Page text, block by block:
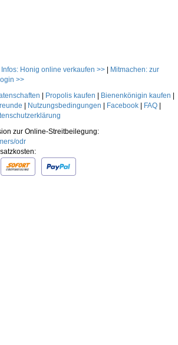
Infos: Honig online verkaufen >>
Mitmachen: zur
>>
Propolis kaufen Bienenkönigin kaufen
Nutzungsbedingungen Facebook FAQ
zur Online-Streitbeilegung:
odr